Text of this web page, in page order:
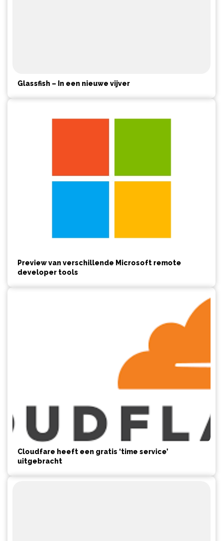
Glassfish – In een nieuwe vijver
Preview van verschillende Microsoft remote
developer tools
Cloudfare heeft een gratis ‘time service’
uitgebracht